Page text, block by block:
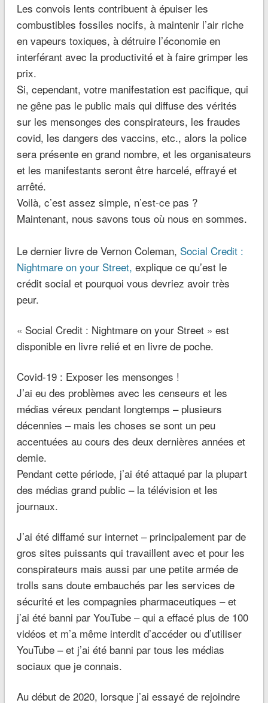
Les convois lents contribuent à épuiser les
combustibles fossiles nocifs, à maintenir l’air riche
en vapeurs toxiques, à détruire l’économie en
interférant avec la productivité et à faire grimper les
prix.
Si, cependant, votre manifestation est pacifique, qui
ne gêne pas le public mais qui diffuse des vérités
sur les mensonges des conspirateurs, les fraudes
covid, les dangers des vaccins, etc., alors la police
sera présente en grand nombre, et les organisateurs
et les manifestants seront être harcelé, effrayé et
arrêté.
Voilà, c’est assez simple, n’est-ce pas ?
Maintenant, nous savons tous où nous en sommes.
Le dernier livre de Vernon Coleman, Social Credit :
Nightmare on your Street, explique ce qu’est le
crédit social et pourquoi vous devriez avoir très
peur.
« Social Credit : Nightmare on your Street » est
disponible en livre relié et en livre de poche.
Covid-19 : Exposer les mensonges !
J’ai eu des problèmes avec les censeurs et les
médias véreux pendant longtemps – plusieurs
décennies – mais les choses se sont un peu
accentuées au cours des deux dernières années et
demie.
Pendant cette période, j’ai été attaqué par la plupart
des médias grand public – la télévision et les
journaux.
J’ai été diffamé sur internet – principalement par de
gros sites puissants qui travaillent avec et pour les
conspirateurs mais aussi par une petite armée de
trolls sans doute embauchés par les services de
sécurité et les compagnies pharmaceutiques – et
j’ai été banni par YouTube – qui a effacé plus de 100
vidéos et m’a même interdit d’accéder ou d’utiliser
YouTube – et j’ai été banni par tous les médias
sociaux que je connais.
Au début de 2020, lorsque j’ai essayé de rejoindre